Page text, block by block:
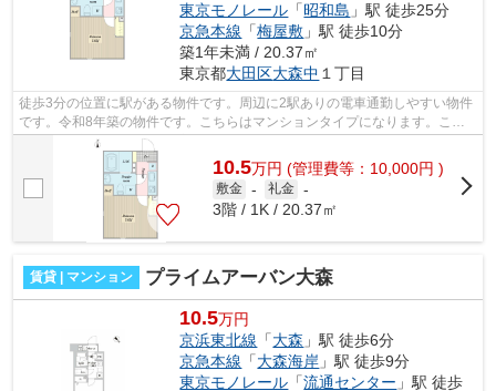
東京モノレール 「昭和島 」駅 徒歩25分
京急本線 「梅屋敷 」駅 徒歩10分
築1年未満 / 20.37㎡
東京都大田区大森中 １丁目
徒歩3分の位置に駅がある物件です。周辺に2駅ありの電車通勤しやすい物件
です。令和8年築の物件です。こちらはマンションタイプになります。こだ
わりの賃貸物件をお探しの方は、ぜひ当...
10.5万円 (管理費等：10,000円 )
敷金 - 礼金 -
3階 / 1K / 20.37㎡
賃貸 | マンション プライムアーバン大森
10.5万円
京浜東北線 「大森 」駅 徒歩6分
京急本線 「大森海岸 」駅 徒歩9分
東京モノレール 「流通センター 」駅 徒歩